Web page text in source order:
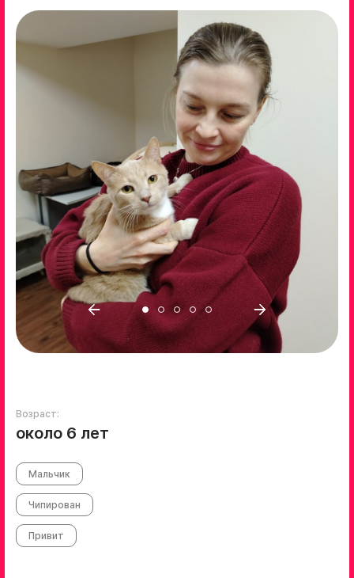
Возраст:
около 6 лет
Мальчик
Чипирован
Привит